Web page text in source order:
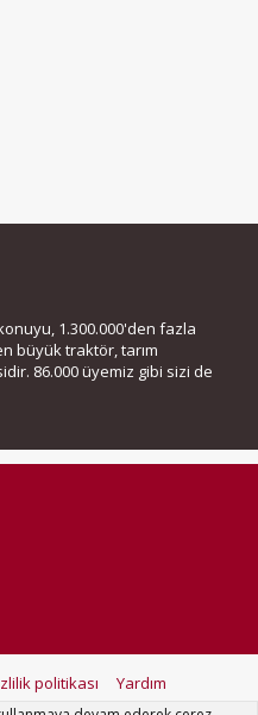
1.300.000'den fazla
büyük traktör, tarım
86.000 üyemiz gibi sizi de
politikası
Yardım